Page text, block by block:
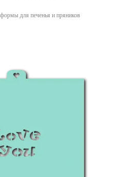
для печенья и пряников